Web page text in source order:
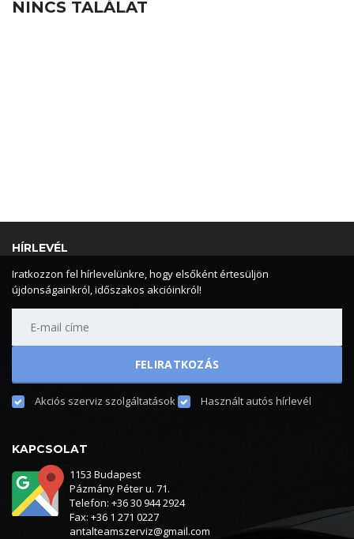
NINCS TALÁLAT
HÍRLEVÉL
Iratkozzon fel hírlevelünkre, hogy elsőként értesüljön
újdonságainkról, időszakos akcióinkról!
Akciós szerviz szolgáltatások Használt autós hírlevél
KAPCSOLAT
1153 Budapest
Pázmány Péter u. 71.
Telefon: +36 30 944 2924
Fax: +36 1 271 0227
antalteamszerviz@gmail.com